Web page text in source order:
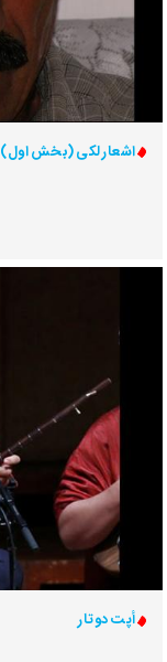
اشعار لکی (بخش اول)
أپت دوتار